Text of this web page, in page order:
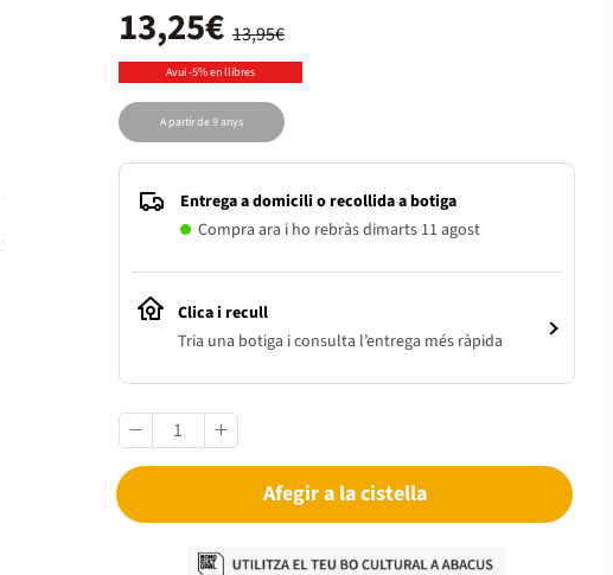
13,95€
13,25€
Avui -5% en llibres
A partir de 9 anys
Entrega a domicili o recollida a botiga
Compra ara i ho rebràs dimarts 11 agost
Clica i recull
Tria una botiga i consulta l’entrega més ràpida
Afegir a la cistella